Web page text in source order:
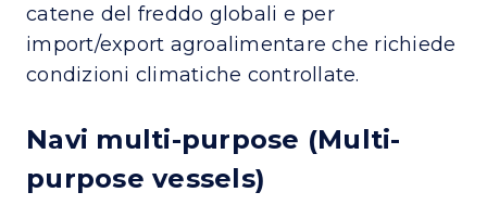
catene del freddo globali e per
import/export agroalimentare che richiede
condizioni climatiche controllate.
Navi multi-purpose (Multi-
purpose vessels)